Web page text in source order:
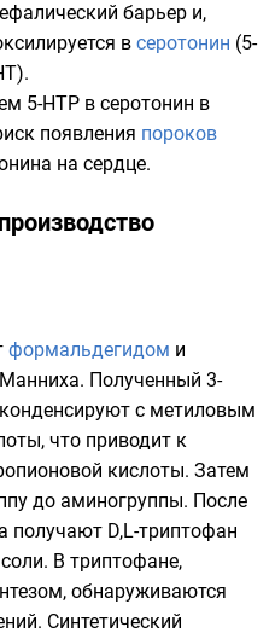
барьер и,
в серотонин (5-
5-HTP в серотонин в
появления пороков
на сердце.
формальдегидом и
Полученный 3-
с метиловым
что приводит к
кислоты. Затем
до аминогруппы. После
получают D,L-триптофан
В триптофане,
обнаруживаются
Синтетический